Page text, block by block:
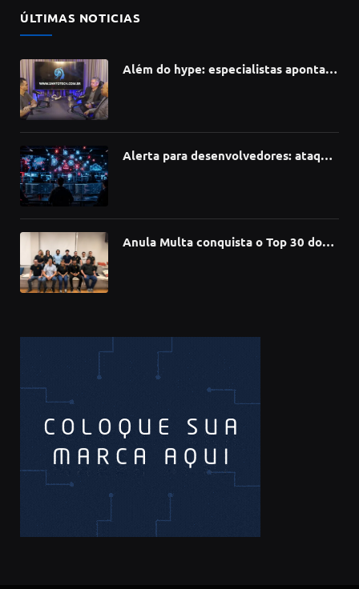
ÚLTIMAS NOTICIAS
Além do hype: especialistas apontam
Alerta para desenvolvedores: ataque
Anula Multa conquista o Top 30 do